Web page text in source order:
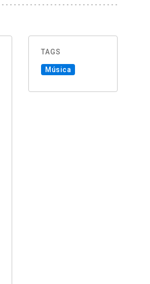
TAGS
Música